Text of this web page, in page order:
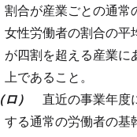
割合が産業ごとの通常
女性労働者の割合の平
が四割を超える産業に
上であること。
（ロ） 直近の事業年度
する通常の労働者の基